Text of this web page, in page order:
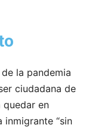
la pandemia
ciudadana de
quedar en
inmigrante “sin